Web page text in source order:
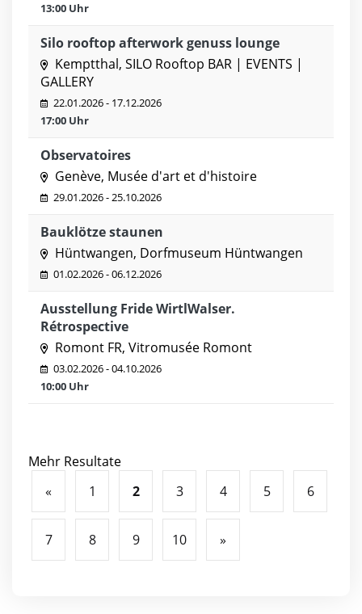
13:00 Uhr
Silo rooftop afterwork genuss lounge
Kemptthal, SILO Rooftop BAR | EVENTS |
GALLERY
22.01.2026 - 17.12.2026
17:00 Uhr
Observatoires
Genève, Musée d'art et d'histoire
29.01.2026 - 25.10.2026
Bauklötze staunen
Hüntwangen, Dorfmuseum Hüntwangen
01.02.2026 - 06.12.2026
Ausstellung Fride WirtlWalser.
Rétrospective
Romont FR, Vitromusée Romont
03.02.2026 - 04.10.2026
10:00 Uhr
Mehr Resultate
«
1 2 3 4 5 6
7 8 9 10 »